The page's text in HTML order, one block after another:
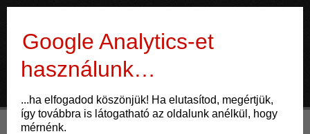
Gyógygomba
ÉLET
Mozgás
Google Analytics-et
használunk…
...ha elfogadod köszönjük! Ha elutasítod, megértjük,
így továbbra is látogatható az oldalunk anélkül, hogy
mérnénk.